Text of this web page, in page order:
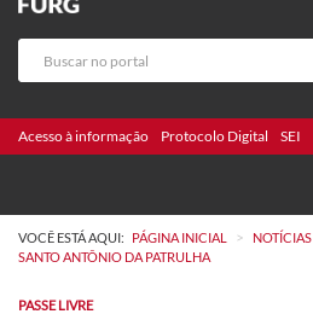
Acesso à informação Protocolo Digital SEI
VOCÊ ESTÁ AQUI: PÁGINA INICIAL > NOTÍCIAS
SANTO ANTÔNIO DA PATRULHA
PASSE LIVRE